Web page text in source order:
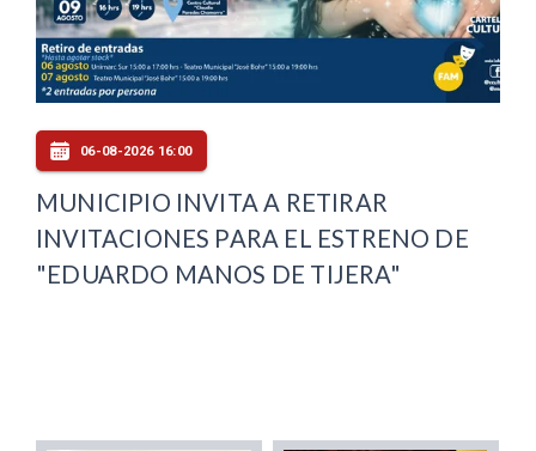
06-08-2026 16:00
MUNICIPIO INVITA A RETIRAR
INVITACIONES PARA EL ESTRENO DE
"EDUARDO MANOS DE TIJERA"